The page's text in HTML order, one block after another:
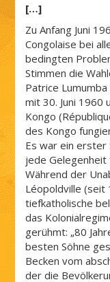
[…]
Zu Anfang Juni
Congolaise bei
bedingten
Stimmen die
Patrice
mit 30. Juni 1960
Kongo
des Kongo
Es war ein erster
jede Gelegenheit
Während der
Léopoldville (seit
tiefkatholische
das
gerühmt: „80
besten Söhne
Becken vom
der die